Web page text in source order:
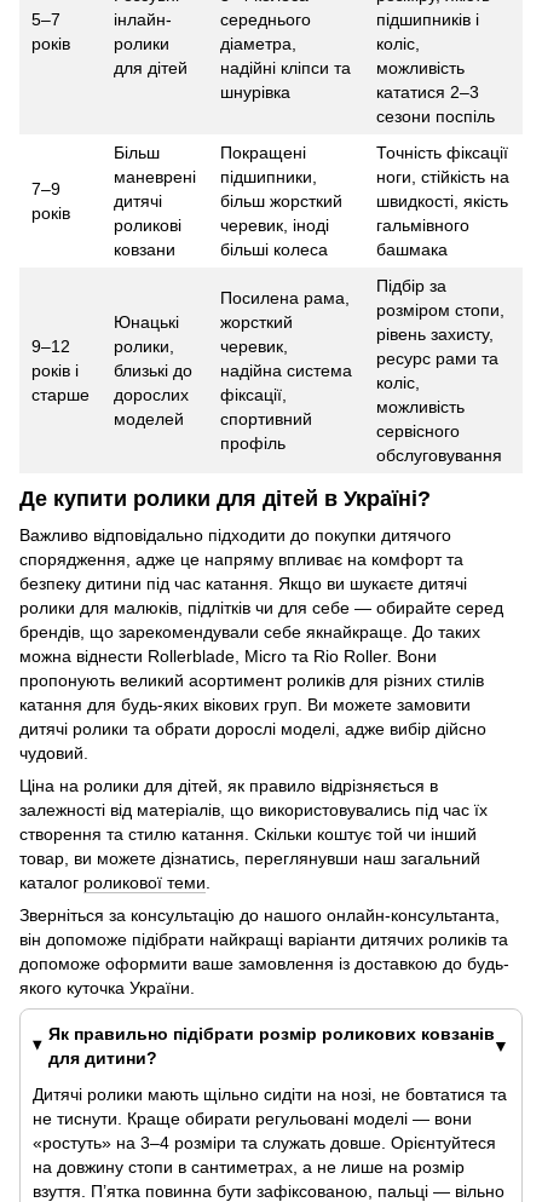
5–7
років
інлайн-
ролики
для дітей
середнього
діаметра,
надійні кліпси та
шнурівка
підшипників і
коліс,
можливість
кататися 2–3
сезони поспіль
7–9
років
Більш
маневрені
дитячі
роликові
ковзани
Покращені
підшипники,
більш жорсткий
черевик, іноді
більші колеса
Точність фіксації
ноги, стійкість на
швидкості, якість
гальмівного
башмака
9–12
років і
старше
Юнацькі
ролики,
близькі до
дорослих
моделей
Посилена рама,
жорсткий
черевик,
надійна система
фіксації,
спортивний
профіль
Підбір за
розміром стопи,
рівень захисту,
ресурс рами та
коліс,
можливість
сервісного
обслуговування
Де купити ролики для дітей в Україні?
Важливо відповідально підходити до покупки дитячого
спорядження, адже це напряму впливає на комфорт та
безпеку дитини під час катання. Якщо ви шукаєте дитячі
ролики для малюків, підлітків чи для себе — обирайте серед
брендів, що зарекомендували себе якнайкраще. До таких
можна віднести Rollerblade, Micro та Rio Roller. Вони
пропонують великий асортимент роликів для різних стилів
катання для будь-яких вікових груп. Ви можете замовити
дитячі ролики та обрати дорослі моделі, адже вибір дійсно
чудовий.
Ціна на ролики для дітей, як правило відрізняється в
залежності від матеріалів, що використовувались під час їх
створення та стилю катання. Скільки коштує той чи інший
товар, ви можете дізнатись, переглянувши наш загальний
каталог роликової теми
Зверніться за консультацію до нашого онлайн-консультанта,
він допоможе підібрати найкращі варіанти дитячих роликів та
допоможе оформити ваше замовлення із доставкою до будь-
якого куточка України.
Як правильно підібрати розмір роликових ковзанів
для дитини?
Дитячі ролики мають щільно сидіти на нозі, не бовтатися та
не тиснути. Краще обирати регульовані моделі — вони
«ростуть» на 3–4 розміри та служать довше. Орієнтуйтеся
на довжину стопи в сантиметрах, а не лише на розмір
взуття. П’ятка повинна бути зафіксованою, пальці — вільно